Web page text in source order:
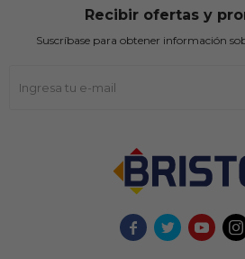
   
Recibir ofertas y
Suscríbase para obtener información